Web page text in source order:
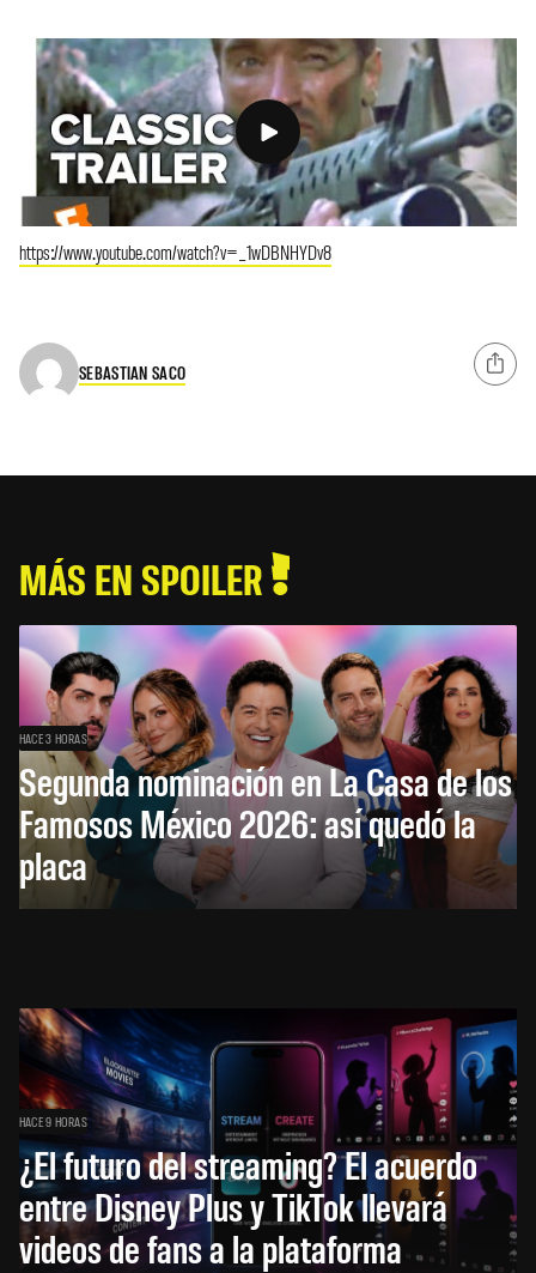
https://www.youtube.com/watch?v=_1wDBNHYDv8
SEBASTIAN SACO
MÁS EN SPOILER
HACE 3 HORAS
Segunda nominación en La Casa de los
Famosos México 2026: así quedó la
placa
HACE 9 HORAS
¿El futuro del streaming? El acuerdo
entre Disney Plus y TikTok llevará
videos de fans a la plataforma